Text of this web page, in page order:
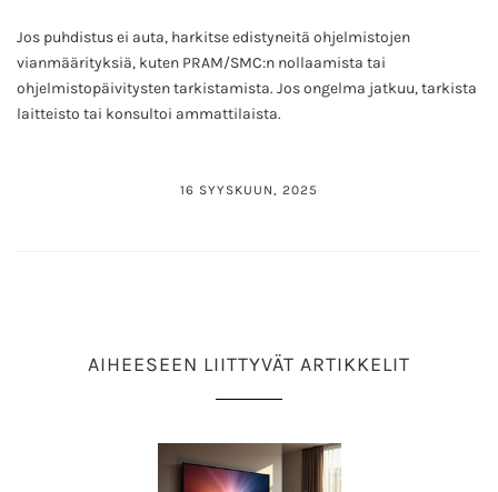
Jos puhdistus ei auta, harkitse edistyneitä ohjelmistojen
vianmäärityksiä, kuten PRAM/SMC:n nollaamista tai
ohjelmistopäivitysten tarkistamista. Jos ongelma jatkuu, tarkista
laitteisto tai konsultoi ammattilaista.
16 SYYSKUUN, 2025
AIHEESEEN LIITTYVÄT ARTIKKELIT